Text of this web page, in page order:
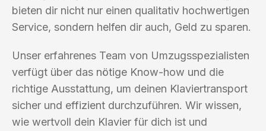
bieten dir nicht nur einen qualitativ hochwertigen
Service, sondern helfen dir auch, Geld zu sparen.
Unser erfahrenes Team von Umzugsspezialisten
verfügt über das nötige Know-how und die
richtige Ausstattung, um deinen Klaviertransport
sicher und effizient durchzuführen. Wir wissen,
wie wertvoll dein Klavier für dich ist und